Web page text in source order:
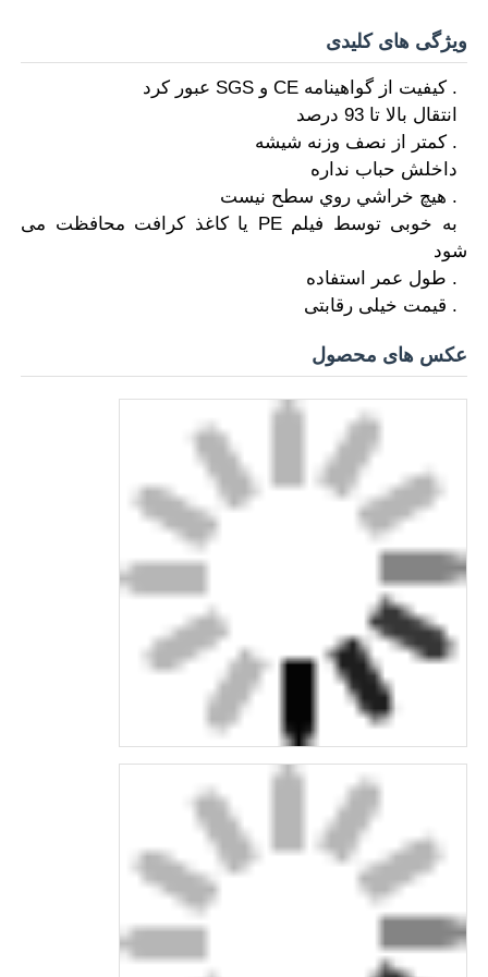
ورق اکریلیک اکسترود شده
ورق آکریلیک مرمر
ورق آکریلیک رنگین کمان
استند آکریلیک
برش ورق آکریلیک
نگه دارنده علامت اکریلیک
ویژگی های کلیدی
6به خوبی توسط فیلم PE یا کاغذ کرافت محافظت می
شود
عکس های محصول